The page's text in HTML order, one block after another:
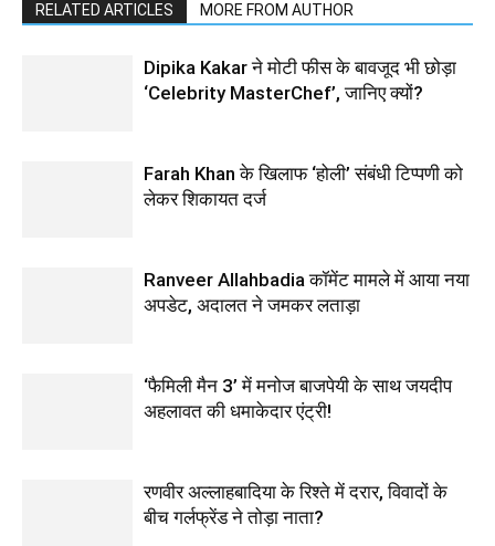
RELATED ARTICLES MORE FROM AUTHOR
Dipika Kakar ने मोटी फीस के बावजूद भी छोड़ा
‘Celebrity MasterChef’, जानिए क्यों?
Farah Khan के खिलाफ ‘होली’ संबंधी टिप्पणी को
लेकर शिकायत दर्ज
Ranveer Allahbadia कॉमेंट मामले में आया नया
अपडेट, अदालत ने जमकर लताड़ा
‘फैमिली मैन 3’ में मनोज बाजपेयी के साथ जयदीप
अहलावत की धमाकेदार एंट्री!
रणवीर अल्लाहबादिया के रिश्ते में दरार, विवादों के
बीच गर्लफ्रेंड ने तोड़ा नाता?